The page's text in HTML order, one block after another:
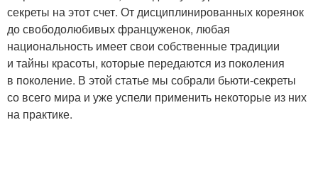
Воспаления на коже
Люди с идеальной
кожей
Кожа за неделю Гладкая кожа
секреты на этот счет. От дисциплинированных кореянок
до свободолюбивых француженок, любая
национальность имеет свои собственные традиции
и тайны красоты, которые передаются из поколения
в поколение. В этой статье мы собрали бьюти-секреты
со всего мира и уже успели применить некоторые из них
на практике.